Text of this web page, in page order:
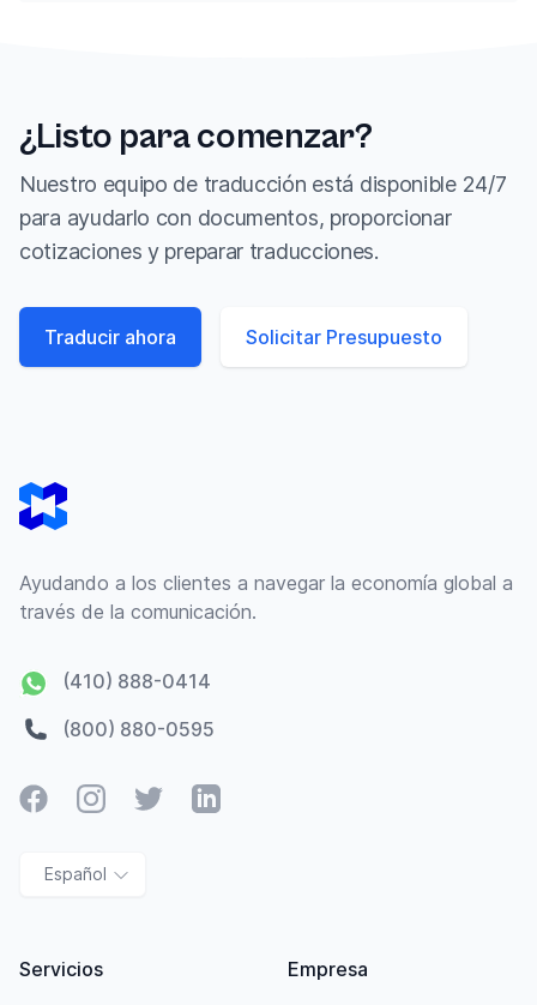
¿Listo para comenzar?
Nuestro equipo de traducción está disponible 24/7
para ayudarlo con documentos, proporcionar
cotizaciones y preparar traducciones.
Traducir ahora Solicitar Presupuesto
Ayudando a los clientes a navegar la economía global a
través de la comunicación.
(410) 888-0414
(800) 880-0595
FacebookInstagramTwitter LinkedIn
Español
Servicios Empresa